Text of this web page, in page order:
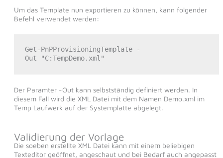
Um das Template nun exportieren zu können, kann folgender
Befehl verwendet werden:
Get-PnPProvisioningTemplate -
Out "C:TempDemo.xml"
Der Paramter -Out kann selbstständig definiert werden. In
diesem Fall wird die XML Datei mit dem Namen Demo.xml im
Temp Laufwerk auf der Systemplatte abgelegt.
Validierung der Vorlage
Die soeben erstellte XML Datei kann mit einem beliebigen
Texteditor geöffnet, angeschaut und bei Bedarf auch angepasst